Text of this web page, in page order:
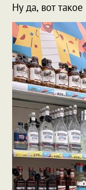
Ну да, вот